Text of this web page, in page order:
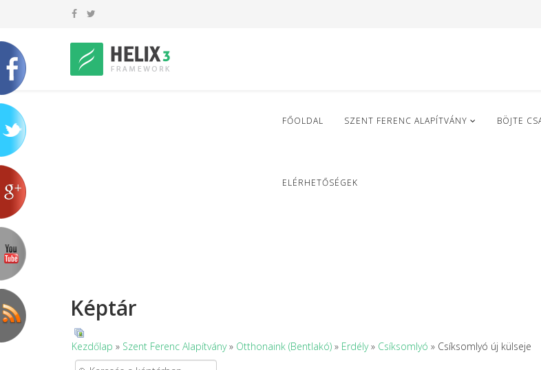
FŐOLDAL SZENT FERENC ALAPÍTVÁNY BÖJTE
ELÉRHETŐSÉGEK
Képtár
Kezdőlap » Szent Ferenc Alapítvány» Otthonaink (Bentlakó) » Erdély» Csíksomlyó » Csíksomlyó új külseje